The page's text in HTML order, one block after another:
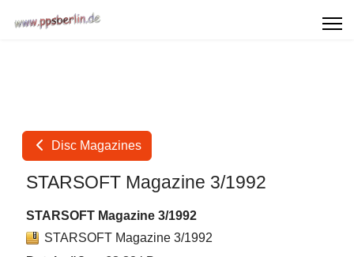
Disc Magazines
STARSOFT Magazine 3/1992
STARSOFT Magazine 3/1992
STARSOFT Magazine 3/1992